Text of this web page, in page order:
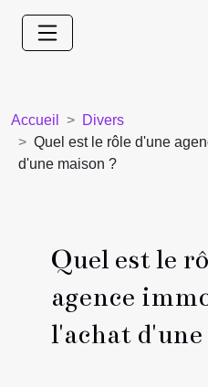
Accueil
Divers
Quel est le rôle d'une
d'une maison ?
Quel est le
agence
l'achat